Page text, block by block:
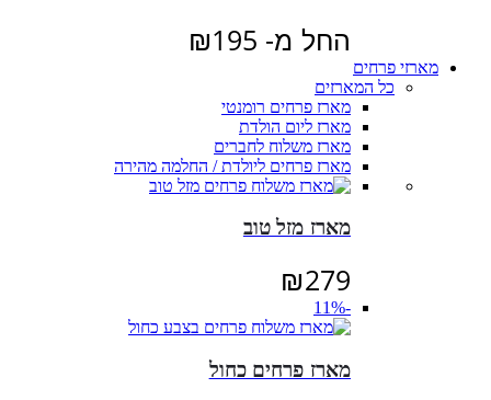
החל מ- ₪195
מארזי פרחים
כל המארזים
מארז פרחים רומנטי
מארז ליום הולדת
מארז משלוח לחברים
מארז פרחים ליולדת / החלמה מהירה
מארז מזל טוב
₪279
-11%
מארז פרחים כחול